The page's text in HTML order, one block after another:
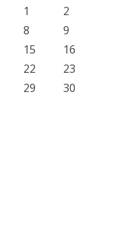
1
2
8
9
15
16
22
23
29
30